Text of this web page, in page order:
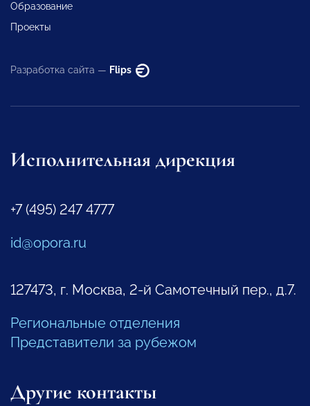
Образование
Проекты
Разработка сайта — Flips
Исполнительная дирекция
+7 (495) 247 4777
id@opora.ru
127473, г. Москва, 2-й Самотечный пер., д.7.
Региональные отделения
Представители за рубежом
Другие контакты